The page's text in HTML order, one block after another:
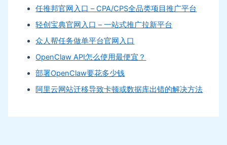
任推邦官网入口 – CPA/CPS全品类项目推广平台
轻创宝典官网入口 – 一站式推广拉新平台
众人帮任务做单平台官网入口
OpenClaw API怎么使用最便宜？
部署OpenClaw要花多少钱
阿里云网站迁移导致卡顿或数据库出错的解决方法